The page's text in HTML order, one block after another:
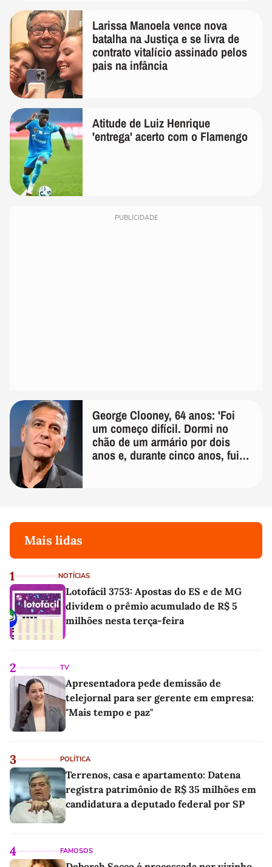
Larissa Manoela vence nova
batalha na Justiça e se livra de
contrato vitalício assinado pelos
pais na infância
Atitude de Luiz Henrique
'entrega' acerto com o Flamengo
PUBLICIDADE
George Clooney, 64 anos: 'Foi
um começo difícil. Dormi no
chão de um armário por dois
anos e, durante cinco anos, fui
Mais lidas
1 NOTÍCIAS
Lotofácil 3753: Apostas do ES e de MG
dividem o prêmio acumulado de R$ 5
milhões nesta terça-feira
2 TV
Apresentadora pede demissão de
telejornal para ser gerente em empresa:
"Mais tempo e paz"
3 POLÍTICA
Terrenos, casa e apartamento: Datena
registra patrimônio de R$ 35 milhões em
candidatura a deputado federal por SP
4 FAMOSOS